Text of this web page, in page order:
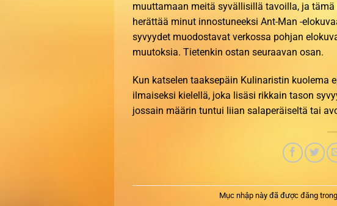
muuttamaan meitä syvällisillä tavoilla, ja
herättää minut innostuneeksi Ant-Man -
syvyydet muodostavat verkossa pohjan
muutoksia. Tietenkin ostan seuraavan osan.
Kun katselen taaksepäin Kulinaristin kuolema
ilmaiseksi kielellä, joka lisäsi rikkain tason
jossain määrin tuntui liian salaperäiseltä tai
Mục nhập này đã được đăng trong